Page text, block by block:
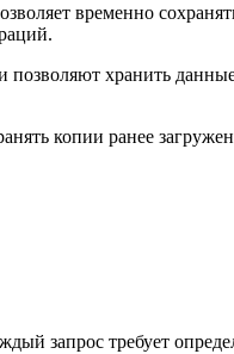
временно
хранить
копии ранее
запрос требует